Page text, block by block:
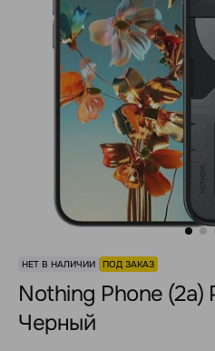
НЕТ В НАЛИЧИИ ПОД ЗАКАЗ
Nothing Phone (2a)
Черный